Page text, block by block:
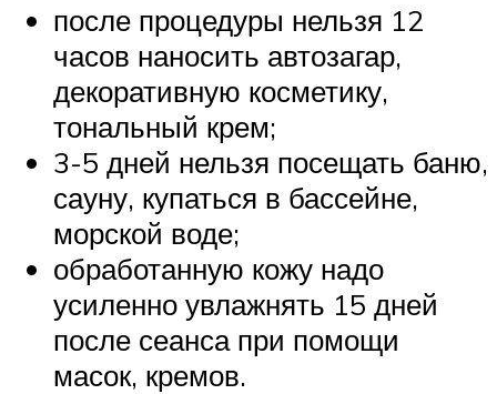
после процедуры нельзя 12
часов наносить автозагар,
декоративную косметику,
тональный крем;
3-5 дней нельзя посещать баню,
сауну, купаться в бассейне,
морской воде;
обработанную кожу надо
усиленно увлажнять 15 дней
после сеанса при помощи
масок, кремов.